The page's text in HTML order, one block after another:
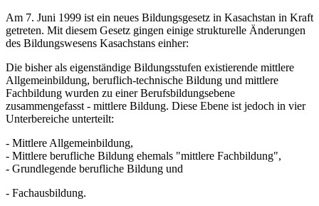
Am 7. Juni 1999 ist ein neues Bildungsgesetz in Kasachstan in Kraft
getreten. Mit diesem Gesetz gingen einige strukturelle Änderungen
des Bildungswesens Kasachstans einher:
Die bisher als eigenständige Bildungsstufen existierende mittlere
Allgemeinbildung, beruflich-technische Bildung und mittlere
Fachbildung wurden zu einer Berufsbildungsebene
zusammengefasst - mittlere Bildung. Diese Ebene ist jedoch in vier
Unterbereiche unterteilt:
- Mittlere Allgemeinbildung,
- Mittlere berufliche Bildung ehemals "mittlere Fachbildung",
- Grundlegende berufliche Bildung und
- Fachausbildung.